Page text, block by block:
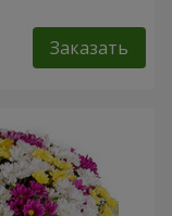
Заказать